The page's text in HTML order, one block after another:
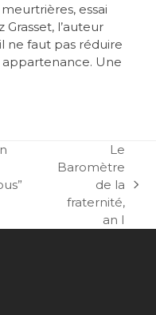
essai
l’auteur
ne faut pas réduire
appartenance. Une
post:
Le
Baromètre
de la
fraternité,
an I